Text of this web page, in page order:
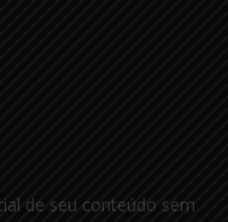
de seu conteúdo sem